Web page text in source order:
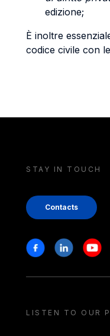
edizione;
È inoltre
codice civile con
STAY IN TOUCH
Contacts
Stay in touch
FacebookLinkedin
LISTEN TO OUR